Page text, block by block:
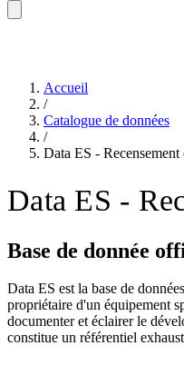
Accueil
/
Catalogue de données
/
Data ES -
Data ES -
Base de donnée
Data ES est la base de
propriétaire d'un équipement
documenter et éclairer le
constitue un référentiel